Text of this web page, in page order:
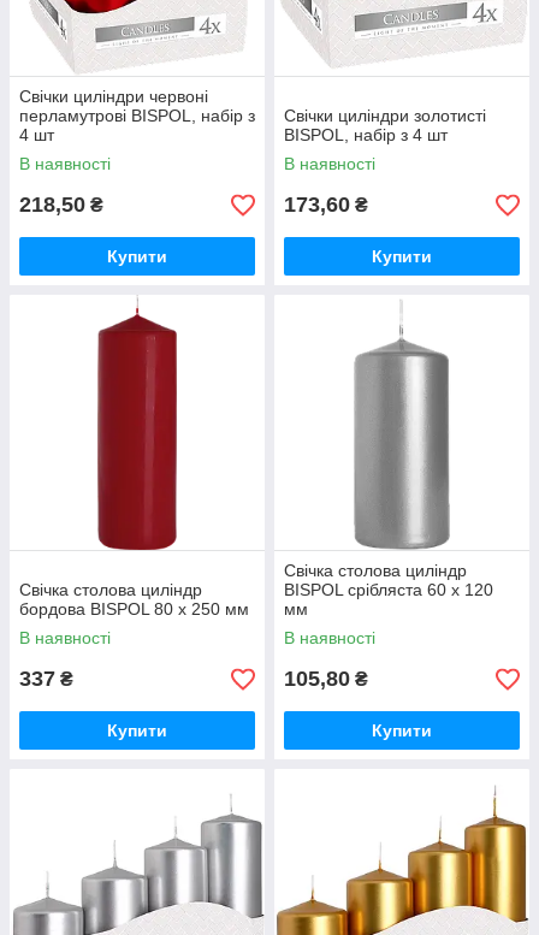
Свічки циліндри червоні
перламутрові BISPOL, набір з
4 шт
В наявності
218,50 ₴
Купити
Свічки циліндри золотисті
BISPOL, набір з 4 шт
В наявності
173,60 ₴
Купити
Свічка столова циліндр
бордова BISPOL 80 х 250 мм
В наявності
337 ₴
Купити
Свічка столова циліндр
BISPOL срібляста 60 х 120
мм
В наявності
105,80 ₴
Купити